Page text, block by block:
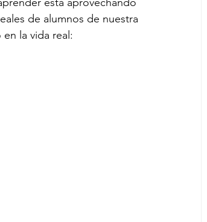
de alumnos de nuestra
la vida real: